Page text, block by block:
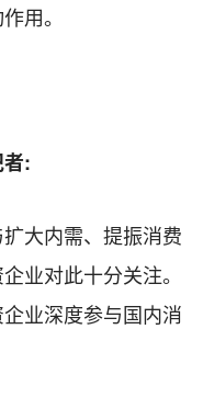
用。
:
大内需、提振消费
业对此十分关注。
业深度参与国内消